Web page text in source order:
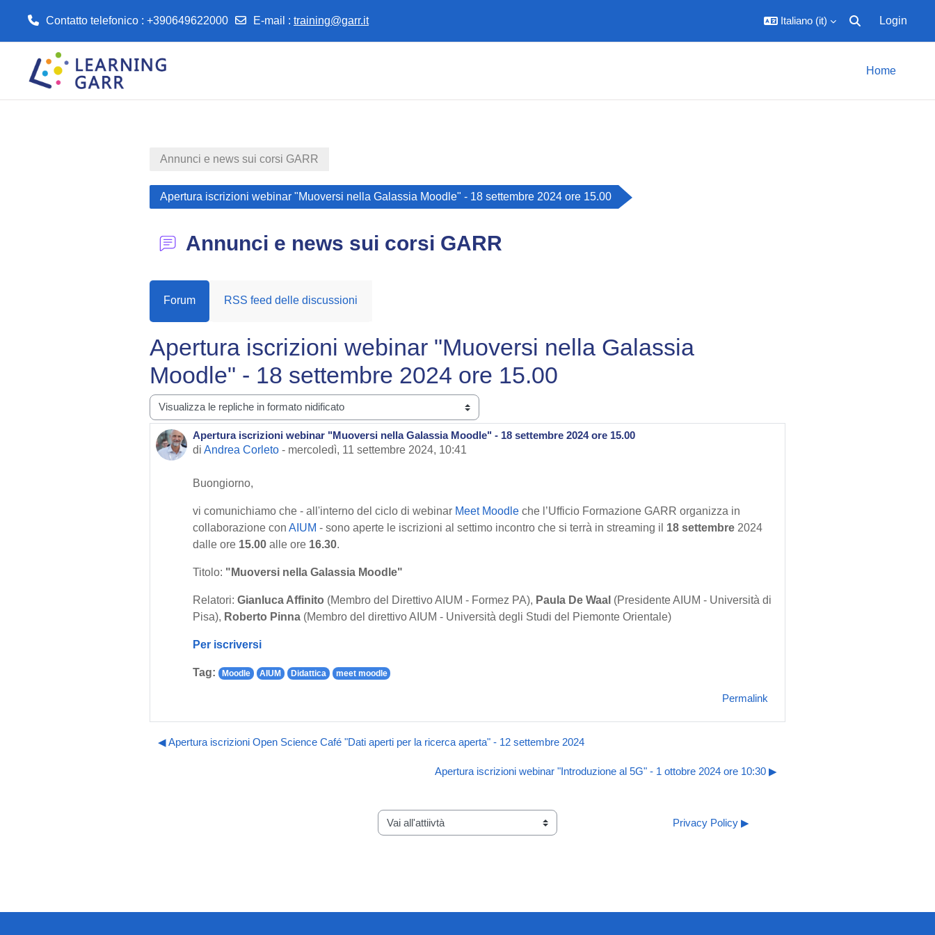
Contatto telefonico : +390649622000 E-mail : training@garr.it Italiano ‎(it)‎
Attiva/disattiva
Login
Home
Annunci e news sui corsi GARR
Apertura iscrizioni webinar "Muoversi nella Galassia Moodle" - 18 settembre 2024 ore 15.00
Annunci e news sui corsi GARR
Forum RSS feed delle discussioni
Apertura iscrizioni webinar "Muoversi nella Galassia
Moodle" - 18 settembre 2024 ore 15.00
Modalità visualizzazione
Apertura iscrizioni webinar "Muoversi nella Galassia Moodle" - 18 settembre 2024 ore 15.00
di Andrea Corleto - mercoledì, 11 settembre 2024, 10:41
Numero di risposte: 0
Buongiorno,
vi comunichiamo che - all'interno del ciclo di webinar Meet Moodle che l’Ufficio Formazione GARR organizza in
collaborazione con AIUM - sono aperte le iscrizioni al settimo incontro che si terrà in streaming il 18 settembre 2024
dalle ore 15.00 alle ore 16.30.
Titolo: "Muoversi nella Galassia Moodle"
Relatori: Gianluca Affinito (Membro del Direttivo AIUM - Formez PA), Paula De Waal (Presidente AIUM - Università di
Pisa), Roberto Pinna (Membro del direttivo AIUM - Università degli Studi del Piemonte Orientale)
Per iscriversi
Tag: Moodle AIUM Didattica meet moodle
Permalink
◀︎ Apertura iscrizioni Open Science Café "Dati aperti per la ricerca aperta" - 12 settembre 2024
Apertura iscrizioni webinar "Introduzione al 5G" - 1 ottobre 2024 ore 10:30 ▶︎
Vai all'attiivtà
Privacy Policy ▶︎